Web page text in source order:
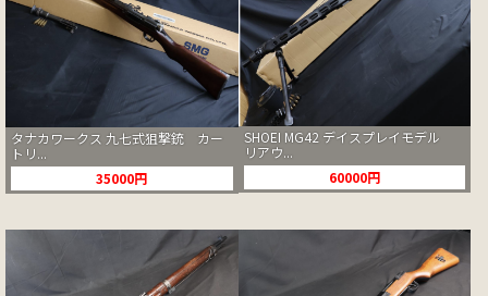
タナカワークス 九七式狙撃銃 カー
トリ...
35000円
SHOEI MG42 デイスプレイモデル
リアウ...
60000円